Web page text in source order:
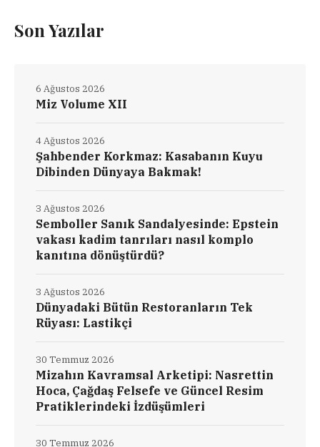
Son Yazılar
Miz Volume XII
6 Ağustos 2026
Şahbender Korkmaz: Kasabanın Kuyu
Dibinden Dünyaya Bakmak!
4 Ağustos 2026
Semboller Sanık Sandalyesinde: Epstein
vakası kadim tanrıları nasıl komplo
kanıtına dönüştürdü?
3 Ağustos 2026
Dünyadaki Bütün Restoranların Tek
Rüyası: Lastikçi
3 Ağustos 2026
Mizahın Kavramsal Arketipi: Nasrettin
Hoca, Çağdaş Felsefe ve Güncel Resim
Pratiklerindeki İzdüşümleri
30 Temmuz 2026
30 Temmuz 2026